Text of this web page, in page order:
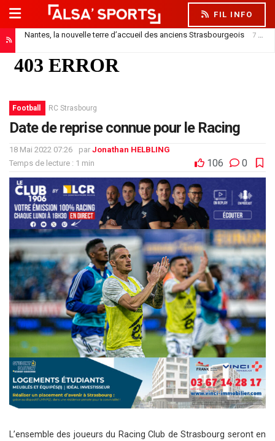
FIL INFO
Nantes, la nouvelle terre d’accueil des anciens Strasbourgeois 7 août 2026
Football RC Strasbourg
Date de reprise connue pour le Racing
18 Mai 2022 07:26 par Jonathan HELBLING
Temps de lecture : 1 min
106 0
L’ensemble des joueurs du Racing Club de Strasbourg seront en